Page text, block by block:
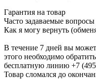
Гарантия на товар
Часто задаваемые
Как я могу вернуть
В течение 7 дней вы
этого необходимо
бесплатную линию +7
Товар сломался до